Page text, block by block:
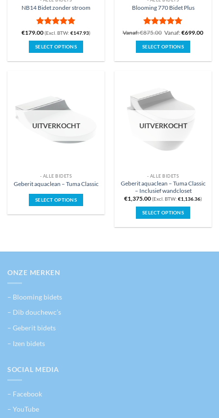
NB14 Bidet zonder stroom
Gewaardeerd
5uit 5
€179.00(Excl. BTW: €147.93)
SELECT OPTIONS
Blooming 770 Bidet Plus
Gewaardeerd
5uit 5
Vanaf:€875.00 Vanaf:€699.00
SELECT OPTIONS
variaties.
Deze
kan
worden
op
UITVERKOCHT
- ALLE BIDETS
Geberit aquaclean – Tuma Classic
SELECT OPTIONS
UITVERKOCHT
- ALLE BIDETS
Geberit aquaclean – Tuma Classic
– Inclusief wandcloset
€1,375.00(Excl. BTW: €1,136.36)
SELECT OPTIONS
ONZE MERKEN
– Blooming bidets
– Dib douchewc’s
– Geberit bidets
– Izen bidets
SOCIAL MEDIA
– Facebook
– YouTube